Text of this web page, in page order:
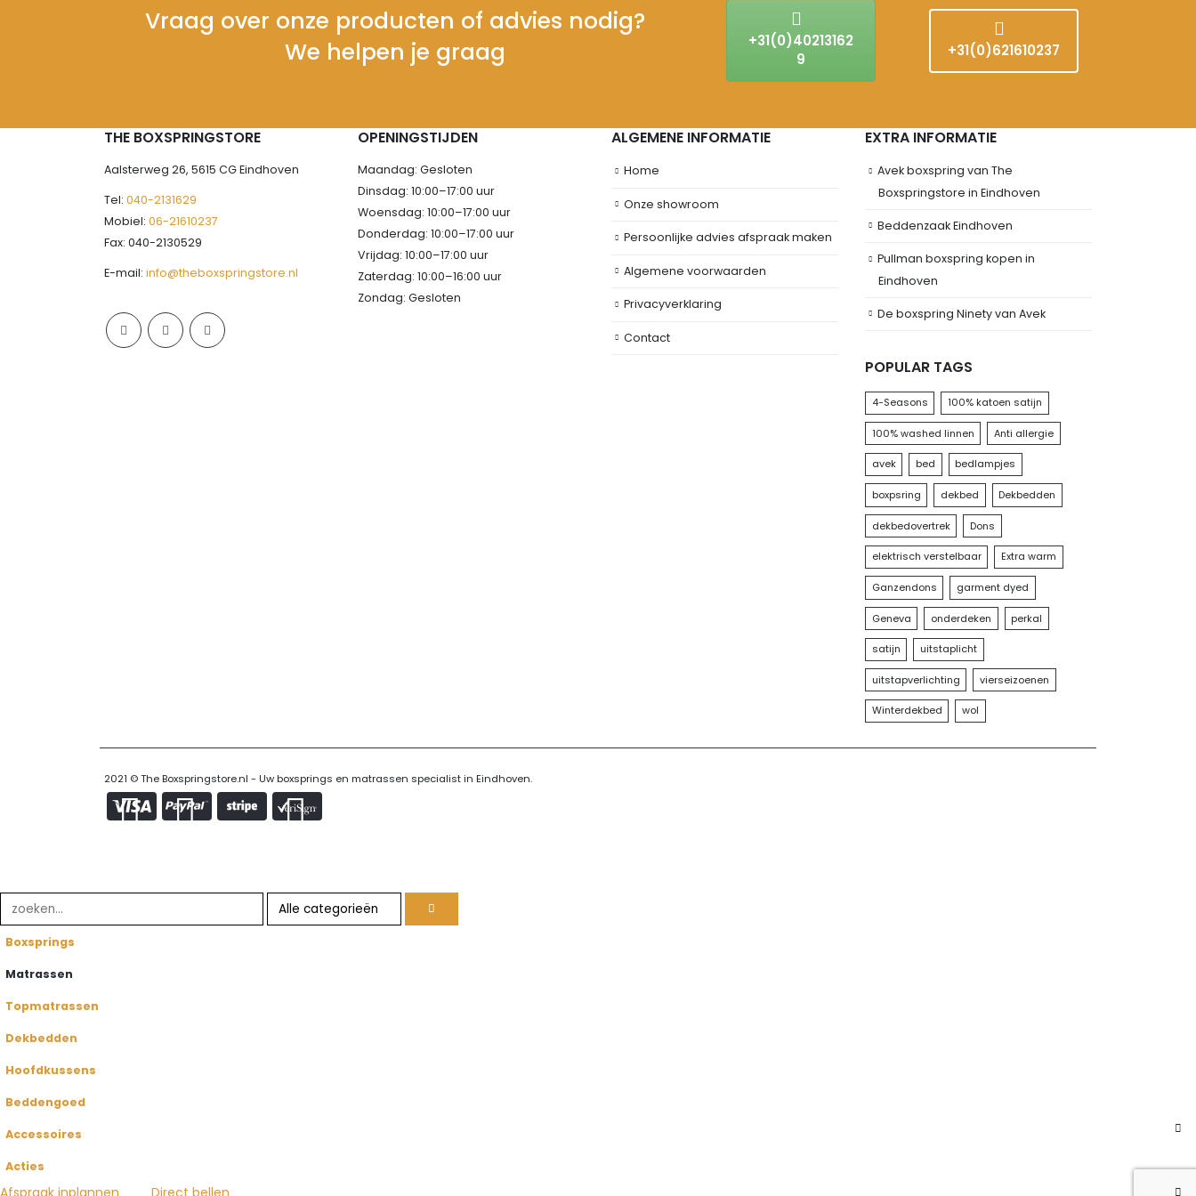
Vraag over onze producten of advies nodig?
We helpen je graag
+31(0)40213162
9
+31(0)621610237
THE BOXSPRINGSTORE
Aalsterweg 26, 5615 CG Eindhoven
Tel: 040-2131629
Mobiel: 06-21610237
Fax: 040-2130529
E-mail: info@theboxspringstore.nl
OPENINGSTIJDEN
Maandag: Gesloten
Dinsdag: 10:00–17:00 uur
Woensdag: 10:00–17:00 uur
Donderdag: 10:00–17:00 uur
Vrijdag: 10:00–17:00 uur
Zaterdag: 10:00–16:00 uur
Zondag: Gesloten
ALGEMENE INFORMATIE
Home
Onze showroom
Persoonlijke advies afspraak maken
Algemene voorwaarden
Privacyverklaring
Contact
EXTRA INFORMATIE
Avek boxspring van The
Boxspringstore in Eindhoven
Beddenzaak Eindhoven
Pullman boxspring kopen in
Eindhoven
De boxspring Ninety van Avek
POPULAR TAGS
4-Seasons 100% katoen satijn
100% washed linnen Anti allergie
avek bed bedlampjes
boxpsring dekbed Dekbedden
dekbedovertrek Dons
elektrisch verstelbaar Extra warm
Ganzendons garment dyed
Geneva onderdeken perkal
satijn uitstaplicht
uitstapverlichting vierseizoenen
Winterdekbed wol
2021 © The Boxspringstore.nl - Uw boxsprings en matrassen specialist in Eindhoven.
Boxsprings
Matrassen
Topmatrassen
Dekbedden
Hoofdkussens
Beddengoed
Accessoires
Acties
Afspraak inplannen Direct bellen